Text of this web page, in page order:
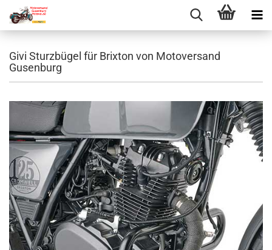
Givi Sturzbügel für Brixton von Motoversand
Gusenburg